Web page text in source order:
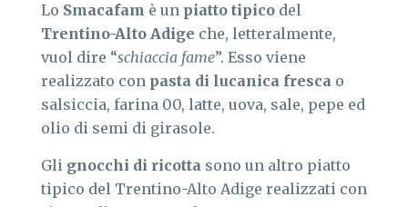
Lo Smacafam è un piatto tipico del
Trentino-Alto Adige che, letteralmente,
vuol dire “schiaccia fame”. Esso viene
realizzato con pasta di lucanica fresca o
salsiccia, farina 00, latte, uova, sale, pepe ed
olio di semi di girasole.
Gli gnocchi di ricotta sono un altro piatto
tipico del Trentino-Alto Adige realizzati con